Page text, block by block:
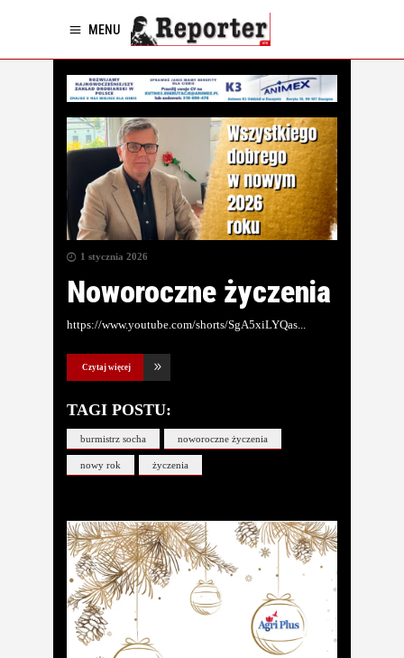
MENU
1 stycznia 2026
Noworoczne życzenia
https://www.youtube.com/shorts/SgA5xiLYQas
Czytaj więcej
TAGI POSTU:
burmistrz socha noworoczne życzenia
nowy rok życzenia